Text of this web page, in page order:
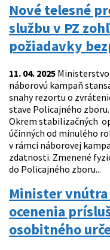
Nové telesné
službu v PZ
požiadavky
11. 04. 2025
náborovú kampaň
snahy rezortu o
stave Policajného
Okrem stabilizačných
účinných od minulého
v rámci náborovej
zdatnosti. Zmenené
do Policajného zboru...
Minister
ocenenia
osobitného